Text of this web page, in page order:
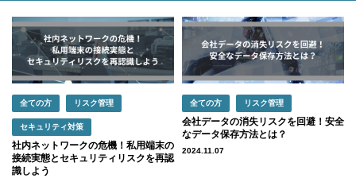
全ての方 リスク管理
セキュリティ対策
社内ネットワークの危機！私用端末の
接続実態とセキュリティリスクを再認
識しよう
全ての方 リスク管理
会社データの消失リスクを回避！安全
なデータ保存方法とは？
2024.11.07